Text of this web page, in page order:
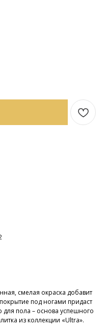
смелая окраска добавит
под ногами придаст
для пола – основа успешного
из коллекции «Ultra».